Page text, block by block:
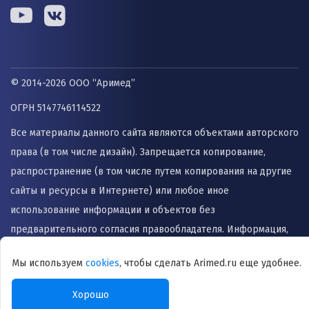
© 2014-2026 ООО “Аримед”
ОГРН 5147746114522
Все материалы данного сайта являются объектами авторского
права (в том числе дизайн). Запрещается копирование,
распространение (в том числе путем копирования на другие
сайты и ресурсы в Интернете) или любое иное
использование информации и объектов без
предварительного согласия правообладателя. Информация,
может быть использована для назначения лечения и
Мы используем cookies, чтобы сделать Arimed.ru еще удобнее.
Хорошо